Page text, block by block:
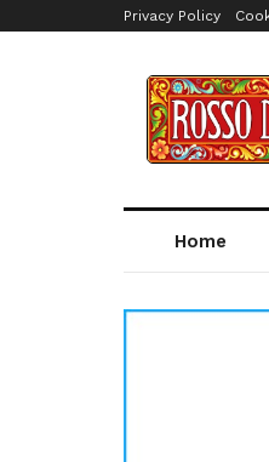
Privacy Policy
Home